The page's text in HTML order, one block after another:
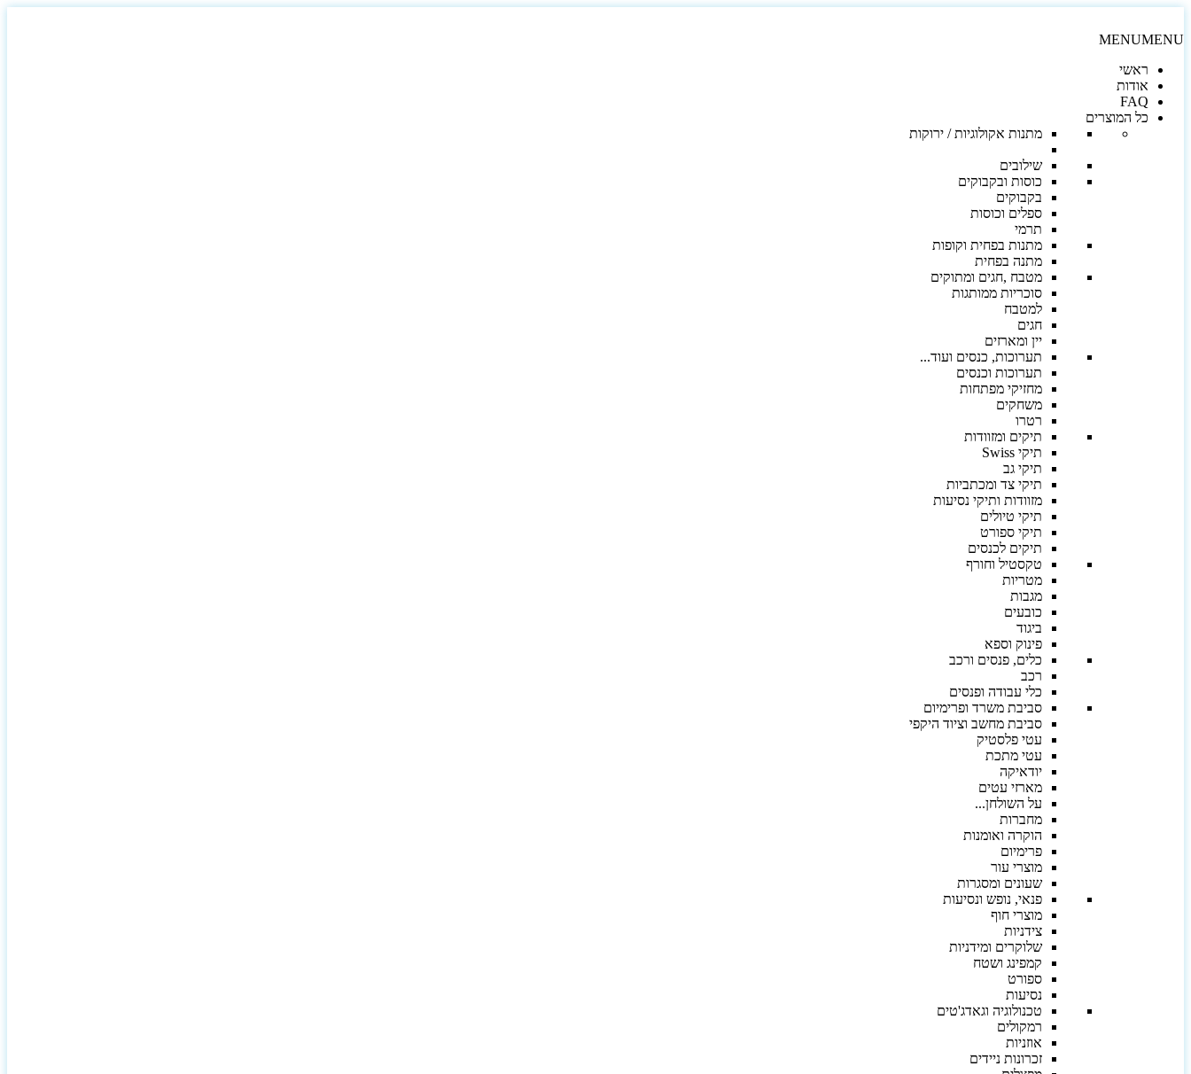
MENUMENU
ראשי
אודות
FAQ
כל המוצרים
מתנות אקולוגיות / ירוקות
שילובים
כוסות ובקבוקים
בקבוקים
ספלים וכוסות
תרמי
מתנות בפחית וקופות
מתנה בפחית
מטבח ,חגים ומתוקים
סוכריות ממותגות
למטבח
חגים
יין ומארזים
תערוכות, כנסים ועוד...
תערוכות וכנסים
מחזיקי מפתחות
משחקים
רטרו
תיקים ומזוודות
תיקי Swiss
תיקי גב
תיקי צד ומכתביות
מזוודות ותיקי נסיעות
תיקי טיולים
תיקי ספורט
תיקים לכנסים
טקסטיל וחורף
מטריות
מגבות
כובעים
ביגוד
פינוק וספא
כלים, פנסים ורכב
רכב
כלי עבודה ופנסים
סביבת משרד ופרימיום
סביבת מחשב וציוד היקפי
עטי פלסטיק
עטי מתכת
יודאיקה
מארזי עטים
על השולחן...
מחברות
הוקרה ואומנות
פרימיום
מוצרי עור
שעונים ומסגרות
פנאי, נופש ונסיעות
מוצרי חוף
צידניות
שלוקרים ומידניות
קמפינג ושטח
ספורט
נסיעות
טכנולוגיה וגאדג'טים
רמקולים
אוזניות
זכרונות ניידים